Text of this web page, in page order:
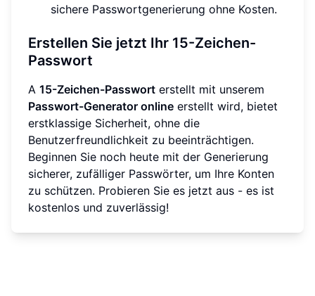
sichere Passwortgenerierung ohne Kosten.
Erstellen Sie jetzt Ihr 15-Zeichen-
Passwort
A 15-Zeichen-Passwort erstellt mit unserem
Passwort-Generator online erstellt wird, bietet
erstklassige Sicherheit, ohne die
Benutzerfreundlichkeit zu beeinträchtigen.
Beginnen Sie noch heute mit der Generierung
sicherer, zufälliger Passwörter, um Ihre Konten
zu schützen. Probieren Sie es jetzt aus - es ist
kostenlos und zuverlässig!